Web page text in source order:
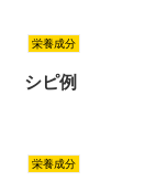
栄養成分
シピ例
栄養成分